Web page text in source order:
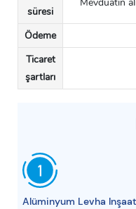
süresi
Ödeme
Ticaret
şartları
Alüminyum Levha